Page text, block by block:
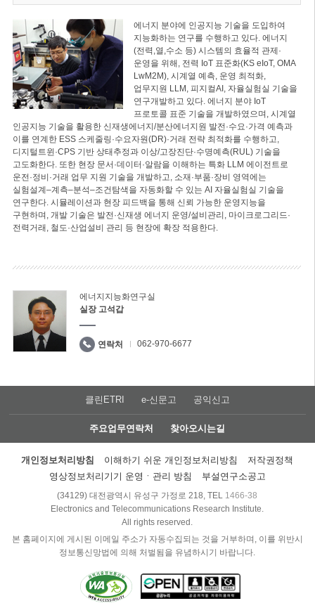
에너지 분야에 인공지능 기술을 도입하여
지능화하는 연구를 수행하고 있다. 에너지
(전력,열,수소 등) 시스템의 효율적 관제·
운영을 위해, 전력 IoT 표준화(KS eIoT, OMA
LwM2M), 시계열 예측, 운영 최적화,
업무지원 LLM, 피지컬AI, 자율실험실 기술을
연구개발하고 있다. 에너지 분야 IoT
프로토콜 표준 기술을 개발하였으며, 시계열
인공지능 기술을 활용한 신재생에너지/분산에너지원 발전·수요·가격 예측과
이를 연계한 ESS 스케줄링·수요자원(DR)·거래 전략 최적화를 수행하고,
디지털트윈·CPS 기반 상태추정과 이상/고장진단·수명예측(RUL) 기술을
고도화한다. 또한 현장 문서·데이터·알람을 이해하는 특화 LLM 에이전트로
운전·정비·거래 업무 지원 기술을 개발하고, 소재·부품·장비 영역에는
실험설계–계측–분석–조건탐색을 자동화할 수 있는 AI 자율실험실 기술을
연구한다. 시뮬레이션과 현장 피드백을 통해 신뢰 가능한 운영지능을
구현하며, 개발 기술은 발전·신재생 에너지 운영/설비관리, 마이크로그리드·
전력거래, 철도·산업설비 관리 등 현장에 확장 적용한다.
에너지지능화연구실
실장 고석갑
연락처 062-970-6677
클린ETRI e-신문고 공익신고
주요업무연락처 찾아오시는길
개인정보처리방침 이해하기 쉬운 개인정보처리방침
저작권정책
영상정보처리기기 운영ㆍ관리 방침
부설연구소공고
(34129) 대전광역시 유성구 가정로 218, TEL 1466-38
Electronics and Telecommunications Research Institute.
All rights reserved.
본 홈페이지에 게시된 이메일 주소가 자동수집되는 것을 거부하며, 이를 위반시
정보통신망법에 의해 처벌됨을 유념하시기 바랍니다.